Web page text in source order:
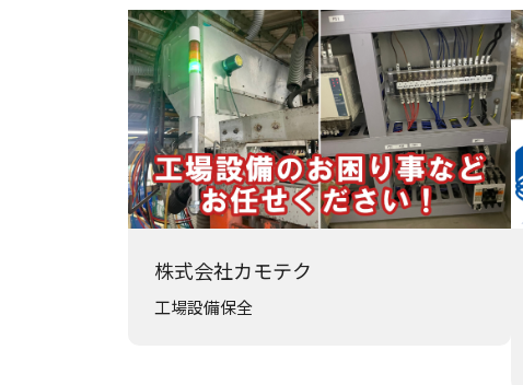
株式会社カモテク
工場設備保全